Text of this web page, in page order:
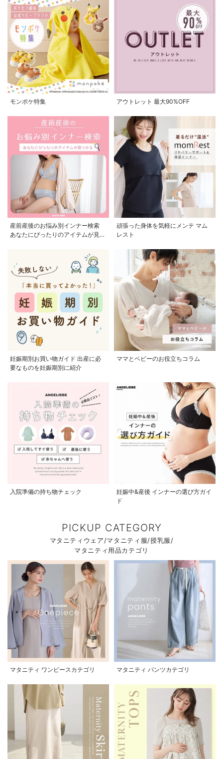
モンポケ特集 アウトレット 最大90%OFF
産前産後のお悩み別インナー検索
あなたにぴったりのアイテムが見つ
頑張った身体を気軽にメンテ マム
レスト
妊娠期別お買い物ガイド 出産に必
要なものを妊娠期別に紹介
ママとベビーのお役立ちコラム
入院準備の持ち物チェック
妊娠中&産後 インナーの選び方ガイ
ド
PICKUP CATEGORY
マタニティウェア/マタニティ服/授乳服/
マタニティ用品カテゴリ
マタニティ ワンピースカテゴリ マタニティ パンツカテゴリ